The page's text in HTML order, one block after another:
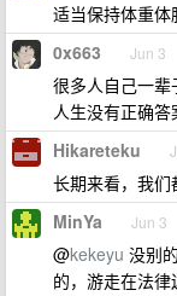
适当保持体重
0x663 Jun 3
很多人自己一
人生没有正确答
Hikareteku
长期来看，我们
MinYa Jun 3
@kekeyu 没别
的，游走在法